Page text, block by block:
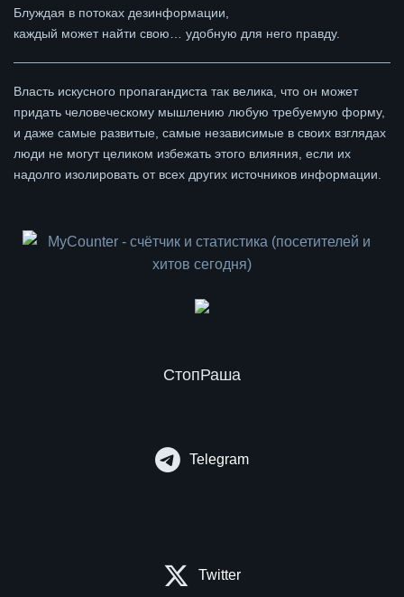
Блуждая в потоках дезинформации,
каждый может найти свою… удобную для него правду.
Власть искусного пропагандиста так велика, что он может
придать человеческому мышлению любую требуемую форму,
и даже самые развитые, самые независимые в своих взглядах
люди не могут целиком избежать этого влияния, если их
надолго изолировать от всех других источников информации.
СтопРаша
Telegram
Twitter